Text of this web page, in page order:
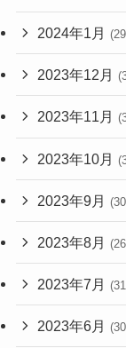
2024年1月
2023年12月
2023年11月
2023年10月
2023年9月
2023年8月
2023年7月
2023年6月